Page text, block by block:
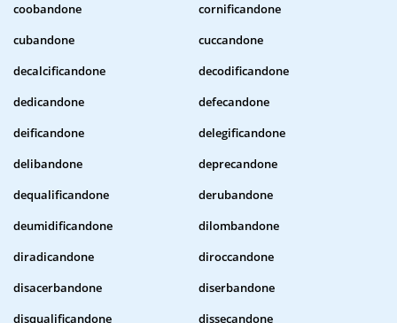
coobandone
cornificandone
cubandone
cuccandone
decalcificandone
decodificandone
dedicandone
defecandone
deificandone
delegificandone
delibandone
deprecandone
dequalificandone
derubandone
deumidificandone
dilombandone
diradicandone
diroccandone
disacerbandone
diserbandone
disqualificandone
dissecandone